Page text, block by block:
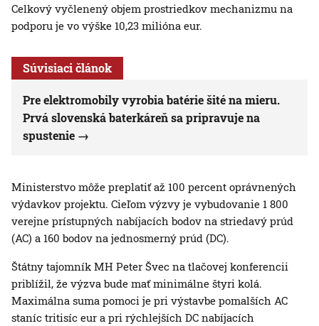
Celkový vyčlenený objem prostriedkov mechanizmu na
podporu je vo výške 10,23 milióna eur.
Súvisiaci článok
Pre elektromobily vyrobia batérie šité na mieru.
Prvá slovenská baterkáreň sa pripravuje na
spustenie
Ministerstvo môže preplatiť až 100 percent oprávnených
výdavkov projektu. Cieľom výzvy je vybudovanie 1 800
verejne prístupných nabíjacích bodov na striedavý prúd
(AC) a 160 bodov na jednosmerný prúd (DC).
Štátny tajomník MH Peter Švec na tlačovej konferencii
priblížil, že výzva bude mať minimálne štyri kolá.
Maximálna suma pomoci je pri výstavbe pomalších AC
staníc tritisíc eur a pri rýchlejších DC nabíjacích